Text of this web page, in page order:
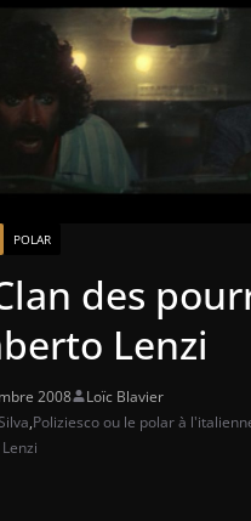
POLAR
des
Lenzi
2008
Loïc Blavier
,Poliziesco ou le polar à